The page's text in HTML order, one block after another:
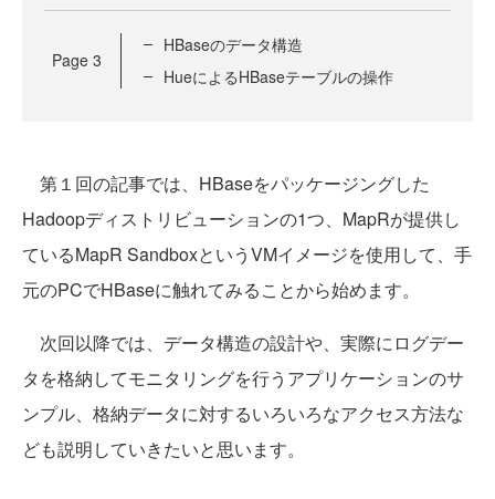
Page 3
HBaseのデータ構造
HueによるHBaseテーブルの操作
第１回の記事では、HBaseをパッケージングした
Hadoopディストリビューションの1つ、MapRが提供し
ているMapR SandboxというVMイメージを使用して、手
元のPCでHBaseに触れてみることから始めます。
次回以降では、データ構造の設計や、実際にログデー
タを格納してモニタリングを行うアプリケーションのサ
ンプル、格納データに対するいろいろなアクセス方法な
ども説明していきたいと思います。